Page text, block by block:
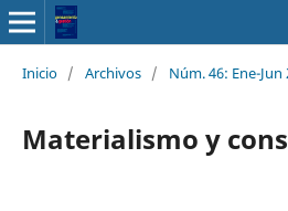
Inicio / Archivos / Núm. 46: Ene-Jun
Materialismo y